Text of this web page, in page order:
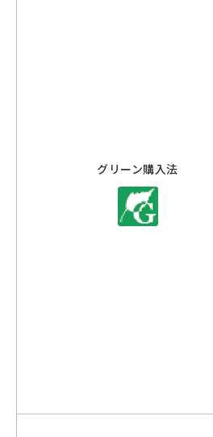
グリーン購入法